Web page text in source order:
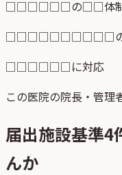
□□□□□□の□□体
□□□□□□□□□□
□□□□□□に対応
この医院の院長・管理
届出施設基準4
んか